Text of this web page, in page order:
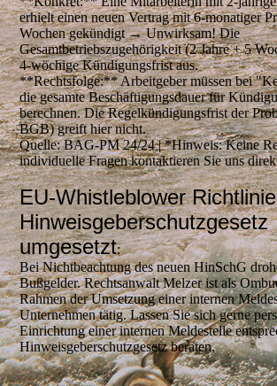
erhielt einen neuen Vertrag mit 6-monatiger
Wochen gekündigt → Unwirksam! Die
Gesamtbetriebszugehörigkeit (2 Jahre + 5
4-wöchige Kündigungsfrist aus.
**Rechtsfolge:** Arbeitgeber müssen bei
die gesamte Beschäftigungsdauer für
berechnen. Die Regelkündigungsfrist der
BGB) greift hier nicht.
Quelle: BAG-PM 24/24 | *Hinweis: Keine
individuelle Fragen kontaktieren Sie uns
EU-Whistleblower
Hinweisgeberschutzgesetz
umgesetzt:
Bei Nichtbeachtung des neuen HinSchG
Bußgelder. Rechtsanwalt Melzer ist als
Rahmen der Umsetzung einer internen
Unternehmen tätig. Lassen Sie sich gerne
Einrichtung einer internen Meldestelle
Hinweisgeberschutzgesetz beraten.